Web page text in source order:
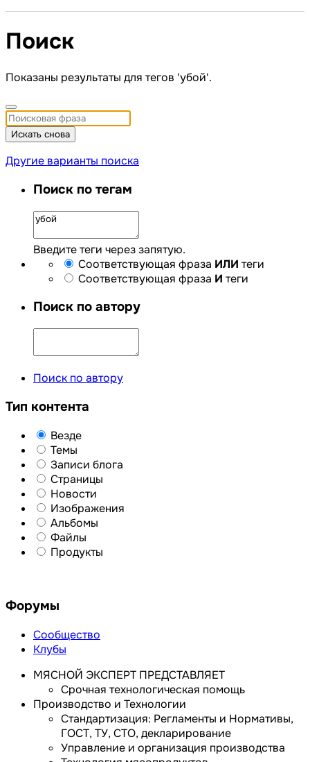
Поиск
Показаны результаты для тегов 'убой'.
Искать снова
Другие варианты поиска
Поиск по тегам
Введите теги через запятую.
Соответствующая фраза ИЛИ теги
Соответствующая фраза И теги
Поиск по автору
Поиск по автору
Тип контента
Везде
Темы
Записи блога
Страницы
Новости
Изображения
Альбомы
Файлы
Продукты
Форумы
Сообщество
Клубы
МЯСНОЙ ЭКСПЕРТ ПРЕДСТАВЛЯЕТ
Срочная технологическая помощь
Производство и Технологии
Стандартизация: Регламенты и Нормативы,
ГОСТ, ТУ, СТО, декларирование
Управление и организация производства